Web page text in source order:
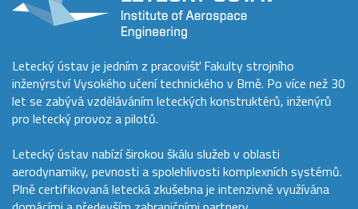
Letecký ústav je jedním z pracovišť Fakulty strojního
inženýrství Vysokého učení technického v Brně. Po více než 30
let se zabývá vzděláváním leteckých konstruktérů, inženýrů
pro letecký provoz a pilotů.
Letecký ústav nabízí širokou škálu služeb v oblasti
aerodynamiky, pevnosti a spolehlivosti komplexních systémů.
Plně certifikovaná letecká zkušebna je intenzivně využívána